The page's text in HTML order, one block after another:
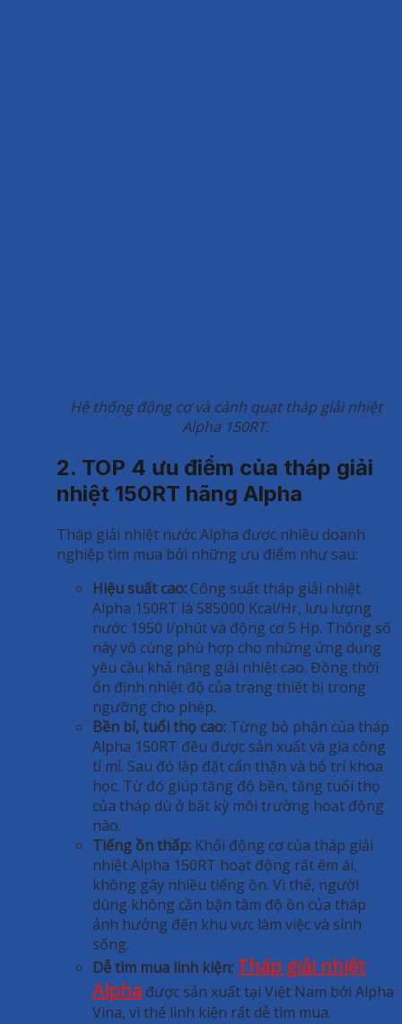
Hệ thống động cơ và cánh quạt tháp giải nhiệt
Alpha 150RT.
2. TOP 4 ưu điểm của tháp giải
nhiệt 150RT hãng Alpha
Tháp giải nhiệt nước Alpha được nhiều doanh
nghiệp tìm mua bởi những ưu điểm như sau:
Hiệu suất cao:Công suất tháp giải nhiệt
Alpha 150RT là 585000 Kcal/Hr, lưu lượng
nước 1950 l/phút và động cơ 5 Hp. Thông số
này vô cùng phù hợp cho những ứng dụng
yêu cầu khả năng giải nhiệt cao. Đồng thời
ổn định nhiệt độ của trang thiết bị trong
ngưỡng cho phép.
Bền bỉ, tuổi thọ cao: Từng bộ phận của tháp
Alpha 150RT đều được sản xuất và gia công
tỉ mỉ. Sau đó lắp đặt cẩn thận và bố trí khoa
học. Từ đó giúp tăng độ bền, tăng tuổi thọ
của tháp dù ở bất kỳ môi trường hoạt động
nào.
Tiếng ồn thấp: Khối động cơ của tháp giải
nhiệt Alpha 150RT hoạt động rất êm ái,
không gây nhiều tiếng ồn. Vì thế, người
dùng không cần bận tâm độ ồn của tháp
ảnh hưởng đến khu vực làm việc và sinh
sống.
Dễ tìm mua linh kiện: Tháp giải nhiệt
Alpha được sản xuất tại Việt Nam bởi Alpha
Vina, vì thế linh kiện rất dễ tìm mua.